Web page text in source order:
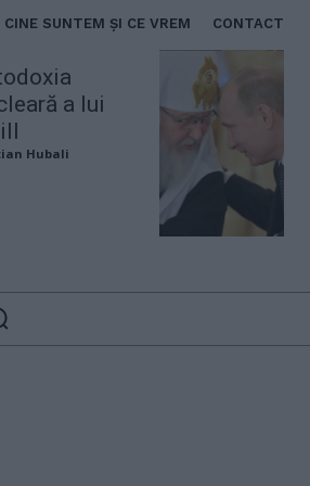
CINE SUNTEM ȘI CE VREM CONTACT
a lui
Hubali